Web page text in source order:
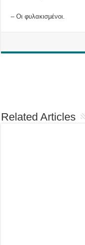
– Οι φυλακισμένοι.
Related Articles